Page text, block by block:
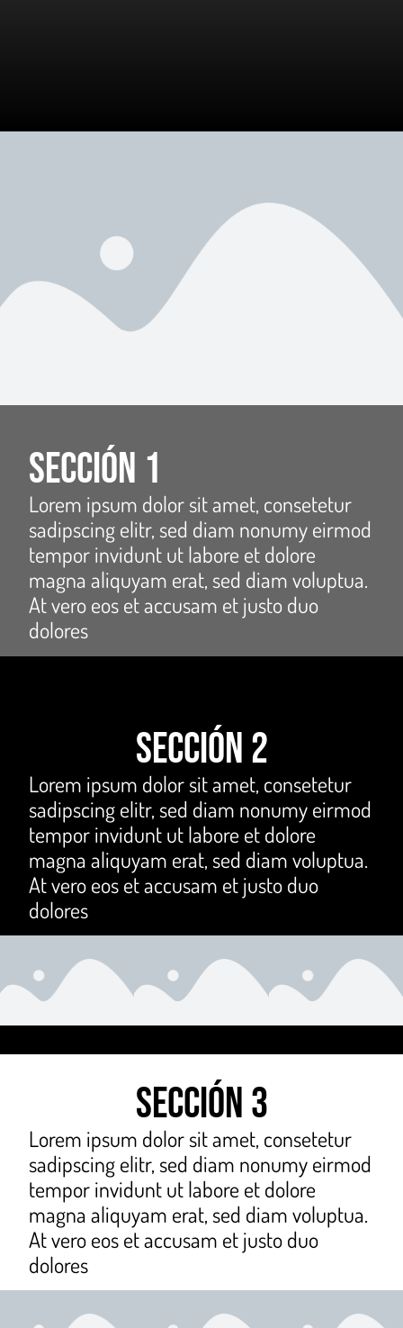
Sección 1
Lorem ipsum dolor sit amet, consetetur
sadipscing elitr, sed diam nonumy eirmod
tempor invidunt ut labore et dolore
magna aliquyam erat, sed diam voluptua.
At vero eos et accusam et justo duo
dolores
Sección 2
Lorem ipsum dolor sit amet, consetetur
sadipscing elitr, sed diam nonumy eirmod
tempor invidunt ut labore et dolore
magna aliquyam erat, sed diam voluptua.
At vero eos et accusam et justo duo
dolores
Sección 3
Lorem ipsum dolor sit amet, consetetur
sadipscing elitr, sed diam nonumy eirmod
tempor invidunt ut labore et dolore
magna aliquyam erat, sed diam voluptua.
At vero eos et accusam et justo duo
dolores